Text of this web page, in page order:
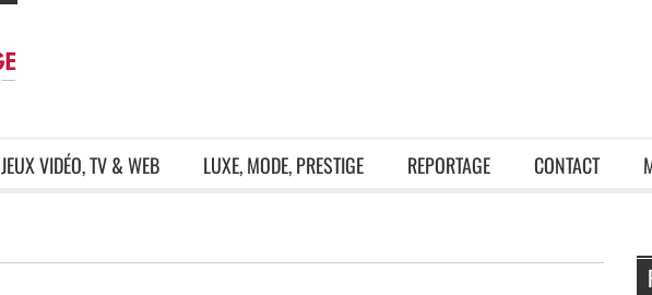
VIDÉO, TV & WEB LUXE, MODE, PRESTIGE REPORTAGE CONTACT